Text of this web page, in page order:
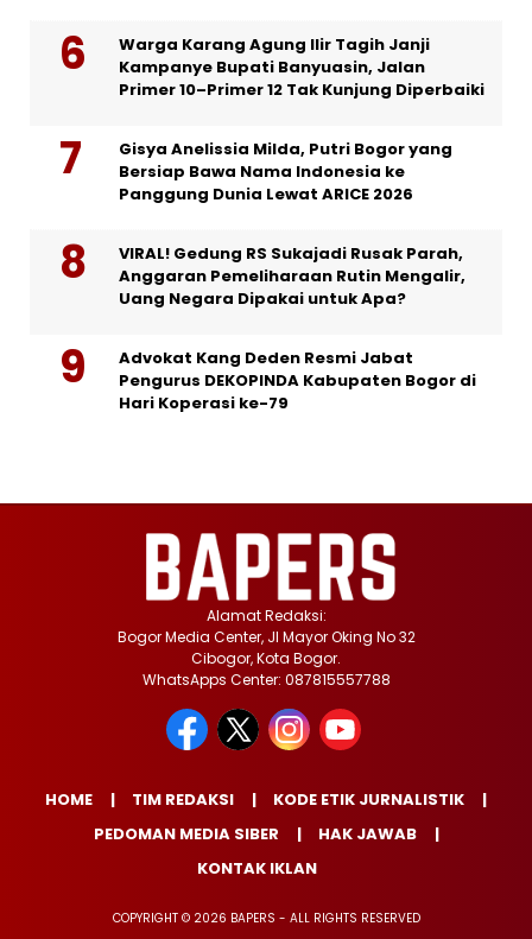
Warga Karang Agung Ilir Tagih Janji
Kampanye Bupati Banyuasin, Jalan
Primer 10–Primer 12 Tak Kunjung Diperbaiki
Gisya Anelissia Milda, Putri Bogor yang
Bersiap Bawa Nama Indonesia ke
Panggung Dunia Lewat ARICE 2026
VIRAL! Gedung RS Sukajadi Rusak Parah,
Anggaran Pemeliharaan Rutin Mengalir,
Uang Negara Dipakai untuk Apa?
Advokat Kang Deden Resmi Jabat
Pengurus DEKOPINDA Kabupaten Bogor di
Hari Koperasi ke-79
Alamat Redaksi:
Bogor Media Center, Jl Mayor Oking No 32
Cibogor, Kota Bogor.
WhatsApps Center: 087815557788
HOME TIM REDAKSI
KODE ETIK JURNALISTIK
PEDOMAN MEDIA SIBER
HAK JAWAB
KONTAK IKLAN
COPYRIGHT © 2026 BAPERS - ALL RIGHTS RESERVED